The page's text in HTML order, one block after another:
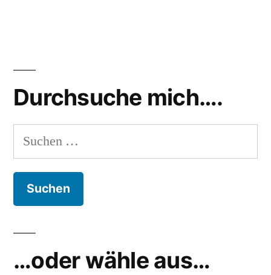
Durchsuche mich….
Suchen
nach:
…oder wähle aus…